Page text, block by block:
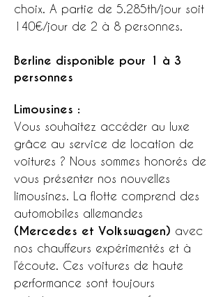
choix. A partie de 5.285th/jour soit
140€/jour de 2 à 8 personnes.
Berline disponible pour 1 à 3
personnes
Limousines :
Vous souhaitez accéder au luxe
grâce au service de location de
voitures ? Nous sommes honorés de
vous présenter nos nouvelles
limousines. La flotte comprend des
automobiles allemandes
(Mercedes et Volkswagen) avec
nos chauffeurs expérimentés et à
l’écoute. Ces voitures de haute
performance sont toujours